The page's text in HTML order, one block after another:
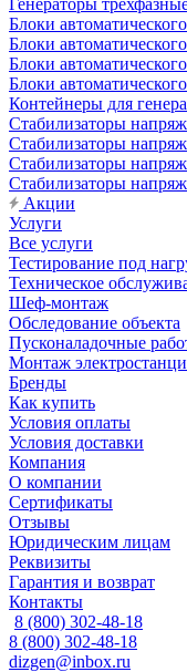
Генераторы
Блоки
Блоки
Блоки
Блоки
Контейнеры для
Стабилизаторы
Стабилизаторы
Стабилизаторы
Стабилизаторы
Акции
Услуги
Все услуги
Тестирование под
Техническое
Шеф-монтаж
Обследование объекта
Пусконаладочные
Монтаж
Бренды
Как купить
Условия оплаты
Условия доставки
Компания
О компании
Сертификаты
Отзывы
Юридическим лицам
Реквизиты
Гарантия и возврат
Контакты
8 (800) 302-48-18
8 (800) 302-48-18
dizgen@inbox.ru